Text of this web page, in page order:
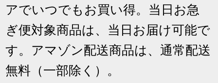
アでいつでもお買い得。当日お急
ぎ便対象商品は、当日お届け可能で
す。アマゾン配送商品は、通常配送
無料（一部除く）。